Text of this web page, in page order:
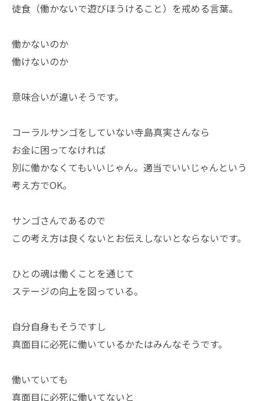
徒食（働かないで遊びほうけること）を戒める言葉。
働かないのか
働けないのか
意味合いが違いそうです。
コーラルサンゴをしていない寺島真実さんなら
お金に困ってなければ
別に働かなくてもいいじゃん。適当でいいじゃんという
考え方でOK。
サンゴさんであるので
この考え方は良くないとお伝えしないとならないです。
ひとの魂は働くことを通じて
ステージの向上を図っている。
自分自身もそうですし
真面目に必死に働いているかたはみんなそうです。
働いていても
真面目に必死に働いてないと